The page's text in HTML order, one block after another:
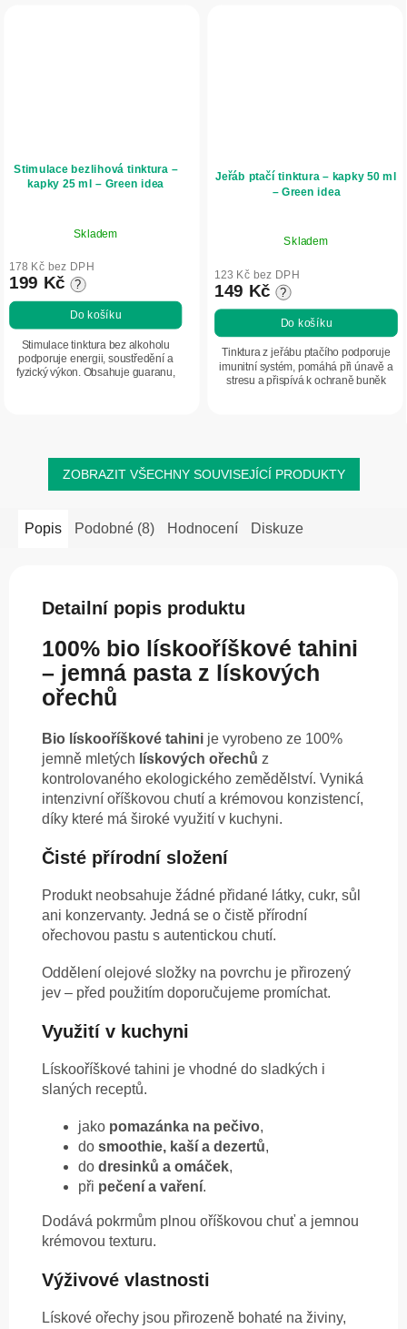
Stimulace bezlihová tinktura –
kapky 25 ml – Green idea
Skladem
178 Kč bez DPH
199 Kč ?
Do košíku
Stimulace tinktura bez alkoholu
podporuje energii, soustředění a
fyzický výkon. Obsahuje guaranu,
Jeřáb ptačí tinktura – kapky 50 ml
– Green idea
Skladem
123 Kč bez DPH
149 Kč ?
Do košíku
Tinktura z jeřábu ptačího podporuje
imunitní systém, pomáhá při únavě a
stresu a přispívá k ochraně buněk
ZOBRAZIT VŠECHNY SOUVISEJÍCÍ PRODUKTY
Popis Podobné (8) Hodnocení Diskuze
Detailní popis produktu
100% bio lískooříškové tahini
– jemná pasta z lískových
ořechů
Bio lískooříškové tahini je vyrobeno ze 100%
jemně mletých lískových ořechů z
kontrolovaného ekologického zemědělství. Vyniká
intenzivní oříškovou chutí a krémovou konzistencí,
díky které má široké využití v kuchyni.
Čisté přírodní složení
Produkt neobsahuje žádné přidané látky, cukr, sůl
ani konzervanty. Jedná se o čistě přírodní
ořechovou pastu s autentickou chutí.
Oddělení olejové složky na povrchu je přirozený
jev – před použitím doporučujeme promíchat.
Využití v kuchyni
Lískooříškové tahini je vhodné do sladkých i
slaných receptů.
jako pomazánka na pečivo,
do smoothie, kaší a dezertů,
do dresinků a omáček,
při pečení a vaření.
Dodává pokrmům plnou oříškovou chuť a jemnou
krémovou texturu.
Výživové vlastnosti
Lískové ořechy jsou přirozeně bohaté na živiny,